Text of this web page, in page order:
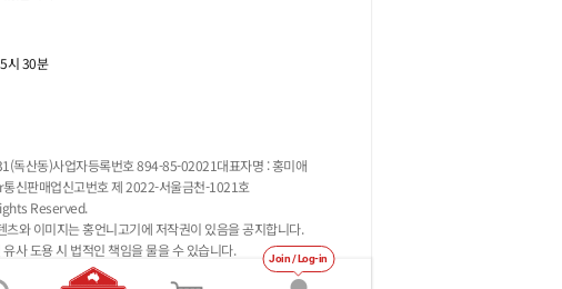
Join / Log-in
시 30분
독산동)사업자등록번호 894-85-02021대표자명 : 홍미애
통신판매업신고번호 제 2022-서울금천-1021호
Reserved.
와 이미지는 홍언니고기에 저작권이 있음을 공지합니다.
사 도용 시 법적인 책임을 물을 수 있습니다.